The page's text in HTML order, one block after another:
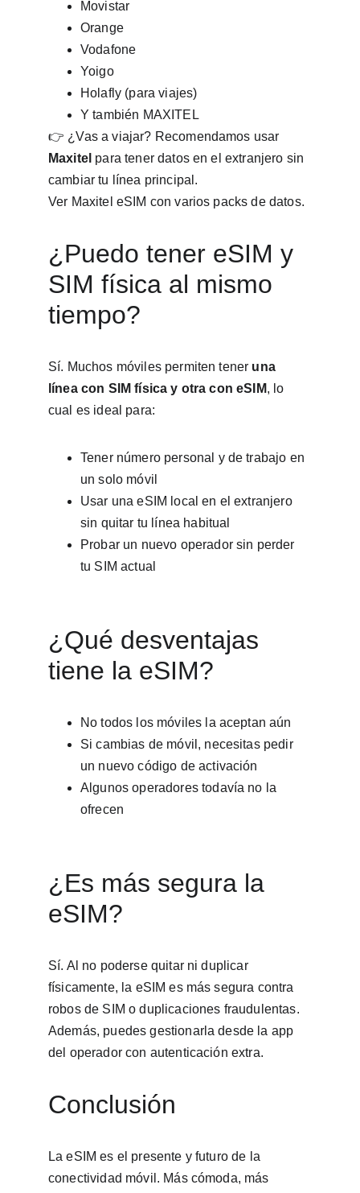
Movistar
Orange
Vodafone
Yoigo
Holafly (para viajes)
Y también MAXITEL
👉 ¿Vas a viajar? Recomendamos usar
Maxitel para tener datos en el extranjero sin
cambiar tu línea principal.
Ver Maxitel eSIM con varios packs de datos.
¿Puedo tener eSIM y
SIM física al mismo
tiempo?
Sí. Muchos móviles permiten tener una
línea con SIM física y otra con eSIM, lo
cual es ideal para:
Tener número personal y de trabajo en
un solo móvil
Usar una eSIM local en el extranjero
sin quitar tu línea habitual
Probar un nuevo operador sin perder
tu SIM actual
¿Qué desventajas
tiene la eSIM?
No todos los móviles la aceptan aún
Si cambias de móvil, necesitas pedir
un nuevo código de activación
Algunos operadores todavía no la
ofrecen
¿Es más segura la
eSIM?
Sí. Al no poderse quitar ni duplicar
físicamente, la eSIM es más segura contra
robos de SIM o duplicaciones fraudulentas.
Además, puedes gestionarla desde la app
del operador con autenticación extra.
Conclusión
La eSIM es el presente y futuro de la
conectividad móvil. Más cómoda, más